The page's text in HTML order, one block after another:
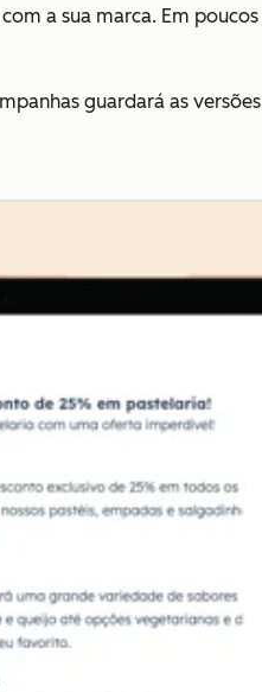
a sua marca. Em poucos
guardará as versões